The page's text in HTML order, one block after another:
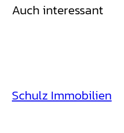
Auch interessant
Schulz Immobilien